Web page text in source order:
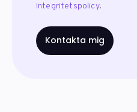
Integritetspolicy.